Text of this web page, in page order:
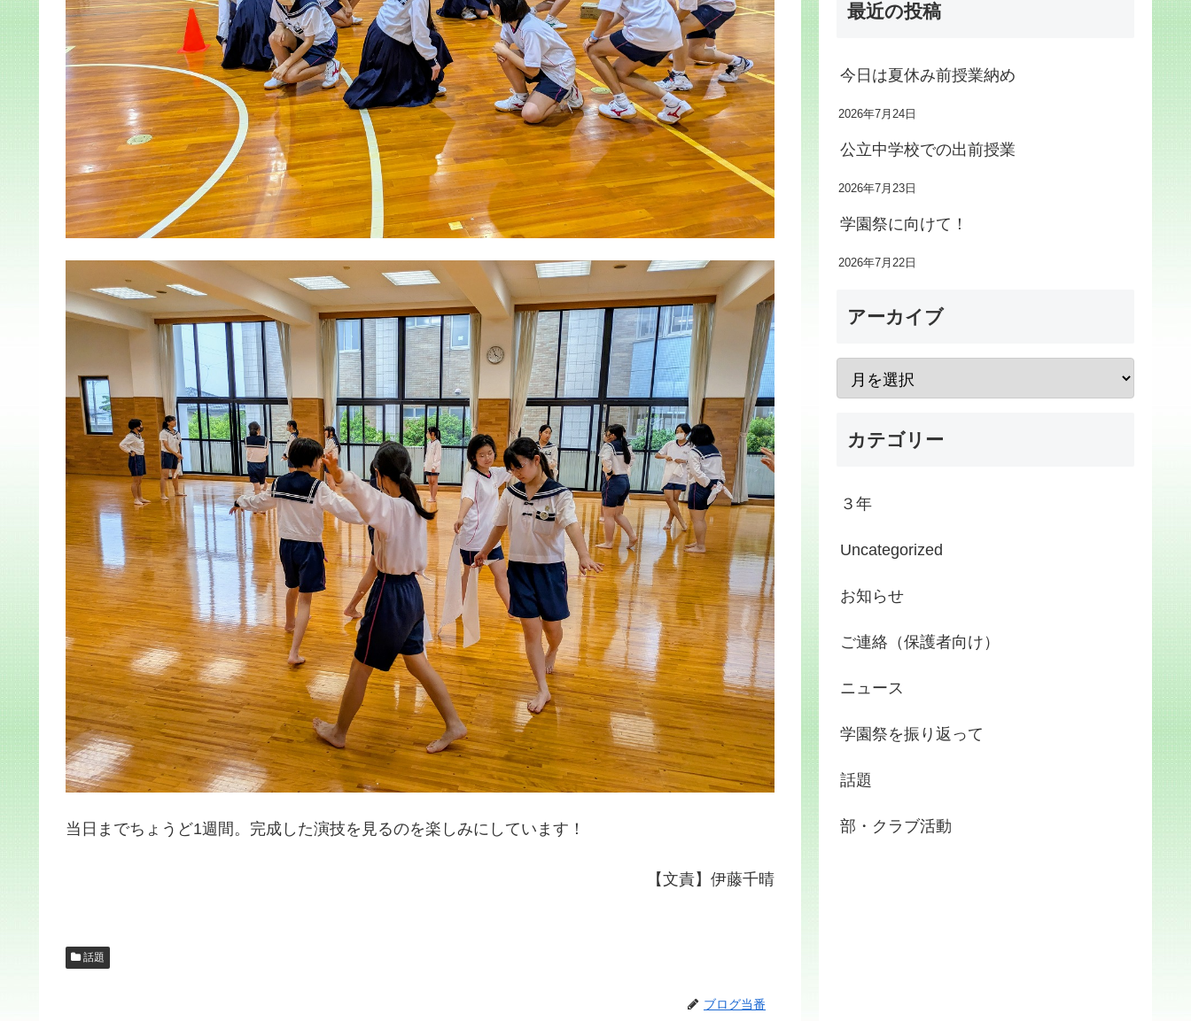
当日までちょうど1週間。完成した演技を見るのを楽しみにしています！
【文責】伊藤千晴
話題
ブログ当番
最近の投稿
今日は夏休み前授業納め
2026年7月24日
公立中学校での出前授業
2026年7月23日
学園祭に向けて！
2026年7月22日
アーカイブ
カテゴリー
３年
Uncategorized
お知らせ
ご連絡（保護者向け）
ニュース
学園祭を振り返って
話題
部・クラブ活動